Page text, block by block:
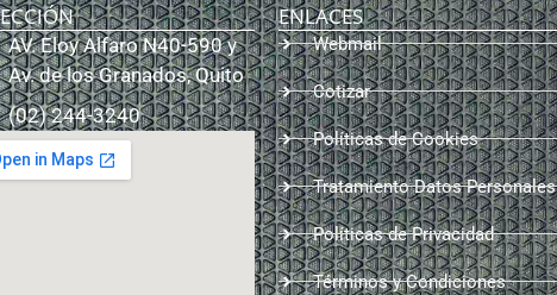
AV. Eloy Alfaro N40-590 y
Av. de los Granados, Quito
(02) 244-3240
ENLACES
Webmail
Cotizar
Políticas de Cookies
Tratamiento Datos Personales
Políticas de Privacidad
Términos y Condiciones